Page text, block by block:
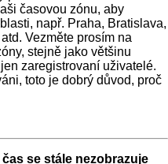
časovou zónu, aby
např. Praha, Bratislava,
Vezměte prosím na
stejně jako většinu
zaregistrovaní uživatelé.
toto je dobrý důvod, proč
se stále nezobrazuje